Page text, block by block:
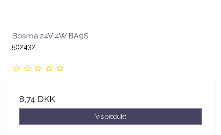
Bosma 24V 4W BA9S
502432
8,74 DKK
Vis produkt